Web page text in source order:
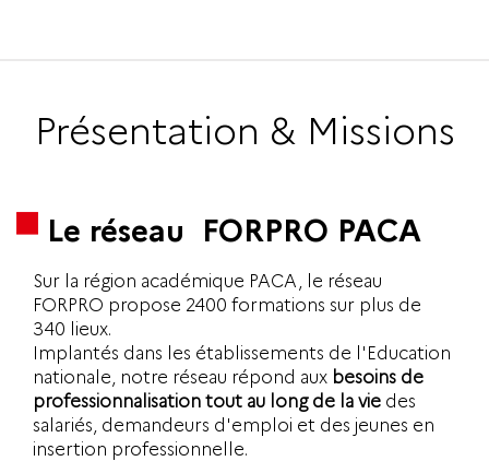
Présentation & Missions
Le réseau FORPRO PACA
Sur la région académique PACA, le réseau
FORPRO propose 2400 formations sur plus de
340 lieux.
Implantés dans les établissements de l'Education
nationale, notre réseau répond aux besoins de
professionnalisation tout au long de la vie des
salariés, demandeurs d'emploi et des jeunes en
insertion professionnelle.